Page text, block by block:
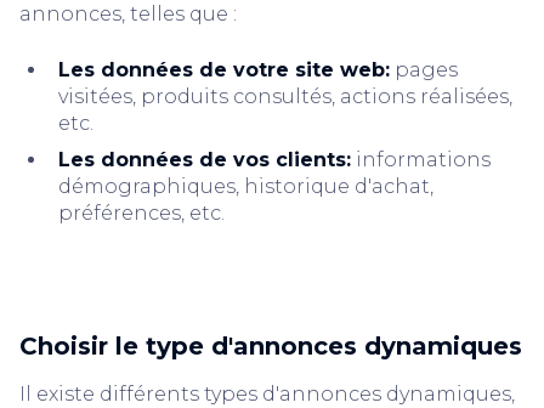
annonces, telles que :
Les données de votre site web: pages
visitées, produits consultés, actions réalisées,
etc.
Les données de vos clients: informations
démographiques, historique d'achat,
préférences, etc.
Choisir le type d'annonces dynamiques
Il existe différents types d'annonces dynamiques,